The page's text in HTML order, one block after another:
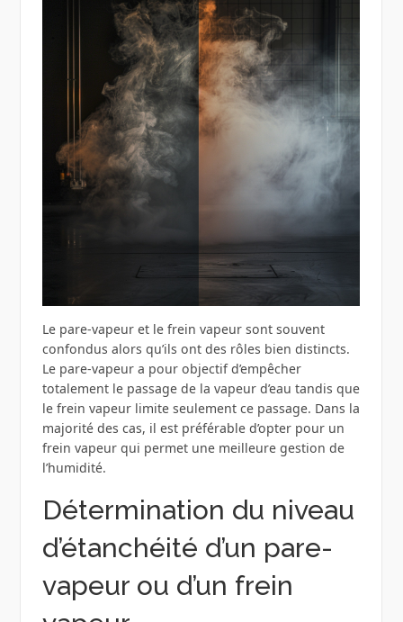
Le pare-vapeur et le frein vapeur sont souvent
confondus alors qu’ils ont des rôles bien distincts.
Le pare-vapeur a pour objectif d’empêcher
totalement le passage de la vapeur d’eau tandis que
le frein vapeur limite seulement ce passage. Dans la
majorité des cas, il est préférable d’opter pour un
frein vapeur qui permet une meilleure gestion de
l’humidité.
Détermination du niveau
d’étanchéité d’un pare-
vapeur ou d’un frein